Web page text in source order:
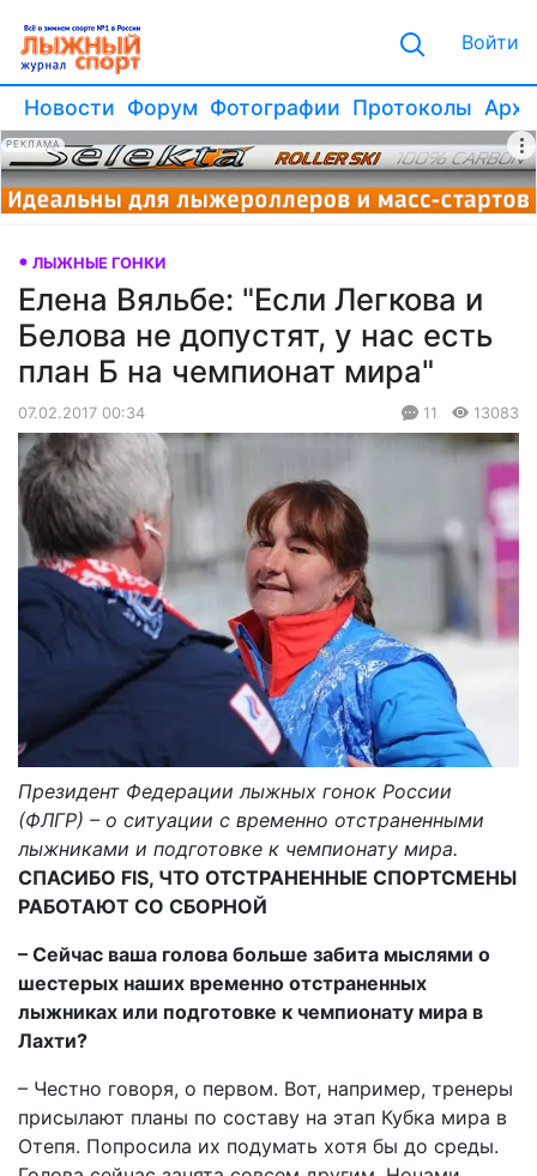
Войти
Новости Форум Фотографии Протоколы
РЕКЛАМА
ЛЫЖНЫЕ ГОНКИ
Елена Вяльбе: "Если Легкова и
Белова не допустят, у нас есть
план Б на чемпионат мира"
07.02.2017 00:34 11 13083
Президент Федерации лыжных гонок России
(ФЛГР) – о ситуации с временно отстраненными
лыжниками и подготовке к чемпионату мира.
СПАСИБО FIS, ЧТО ОТСТРАНЕННЫЕ СПОРТСМЕНЫ
РАБОТАЮТ СО СБОРНОЙ
– Сейчас ваша голова больше забита мыслями о
шестерых наших временно отстраненных
лыжниках или подготовке к чемпионату мира в
Лахти?
– Честно говоря, о первом. Вот, например, тренеры
присылают планы по составу на этап Кубка мира в
Отепя. Попросила их подумать хотя бы до среды.